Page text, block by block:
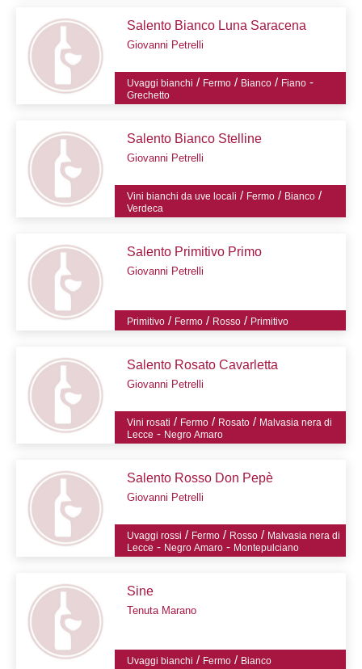
Salento Bianco Luna Saracena
Giovanni Petrelli
Uvaggi bianchi / Fermo / Bianco / Fiano -
Grechetto
Salento Bianco Stelline
Giovanni Petrelli
Vini bianchi da uve locali / Fermo / Bianco /
Verdeca
Salento Primitivo Primo
Giovanni Petrelli
Primitivo / Fermo / Rosso / Primitivo
Salento Rosato Cavarletta
Giovanni Petrelli
Vini rosati / Fermo / Rosato / Malvasia nera di
Lecce - Negro Amaro
Salento Rosso Don Pepè
Giovanni Petrelli
Uvaggi rossi / Fermo / Rosso / Malvasia nera di
Lecce - Negro Amaro - Montepulciano
Sine
Tenuta Marano
Uvaggi bianchi / Fermo / Bianco